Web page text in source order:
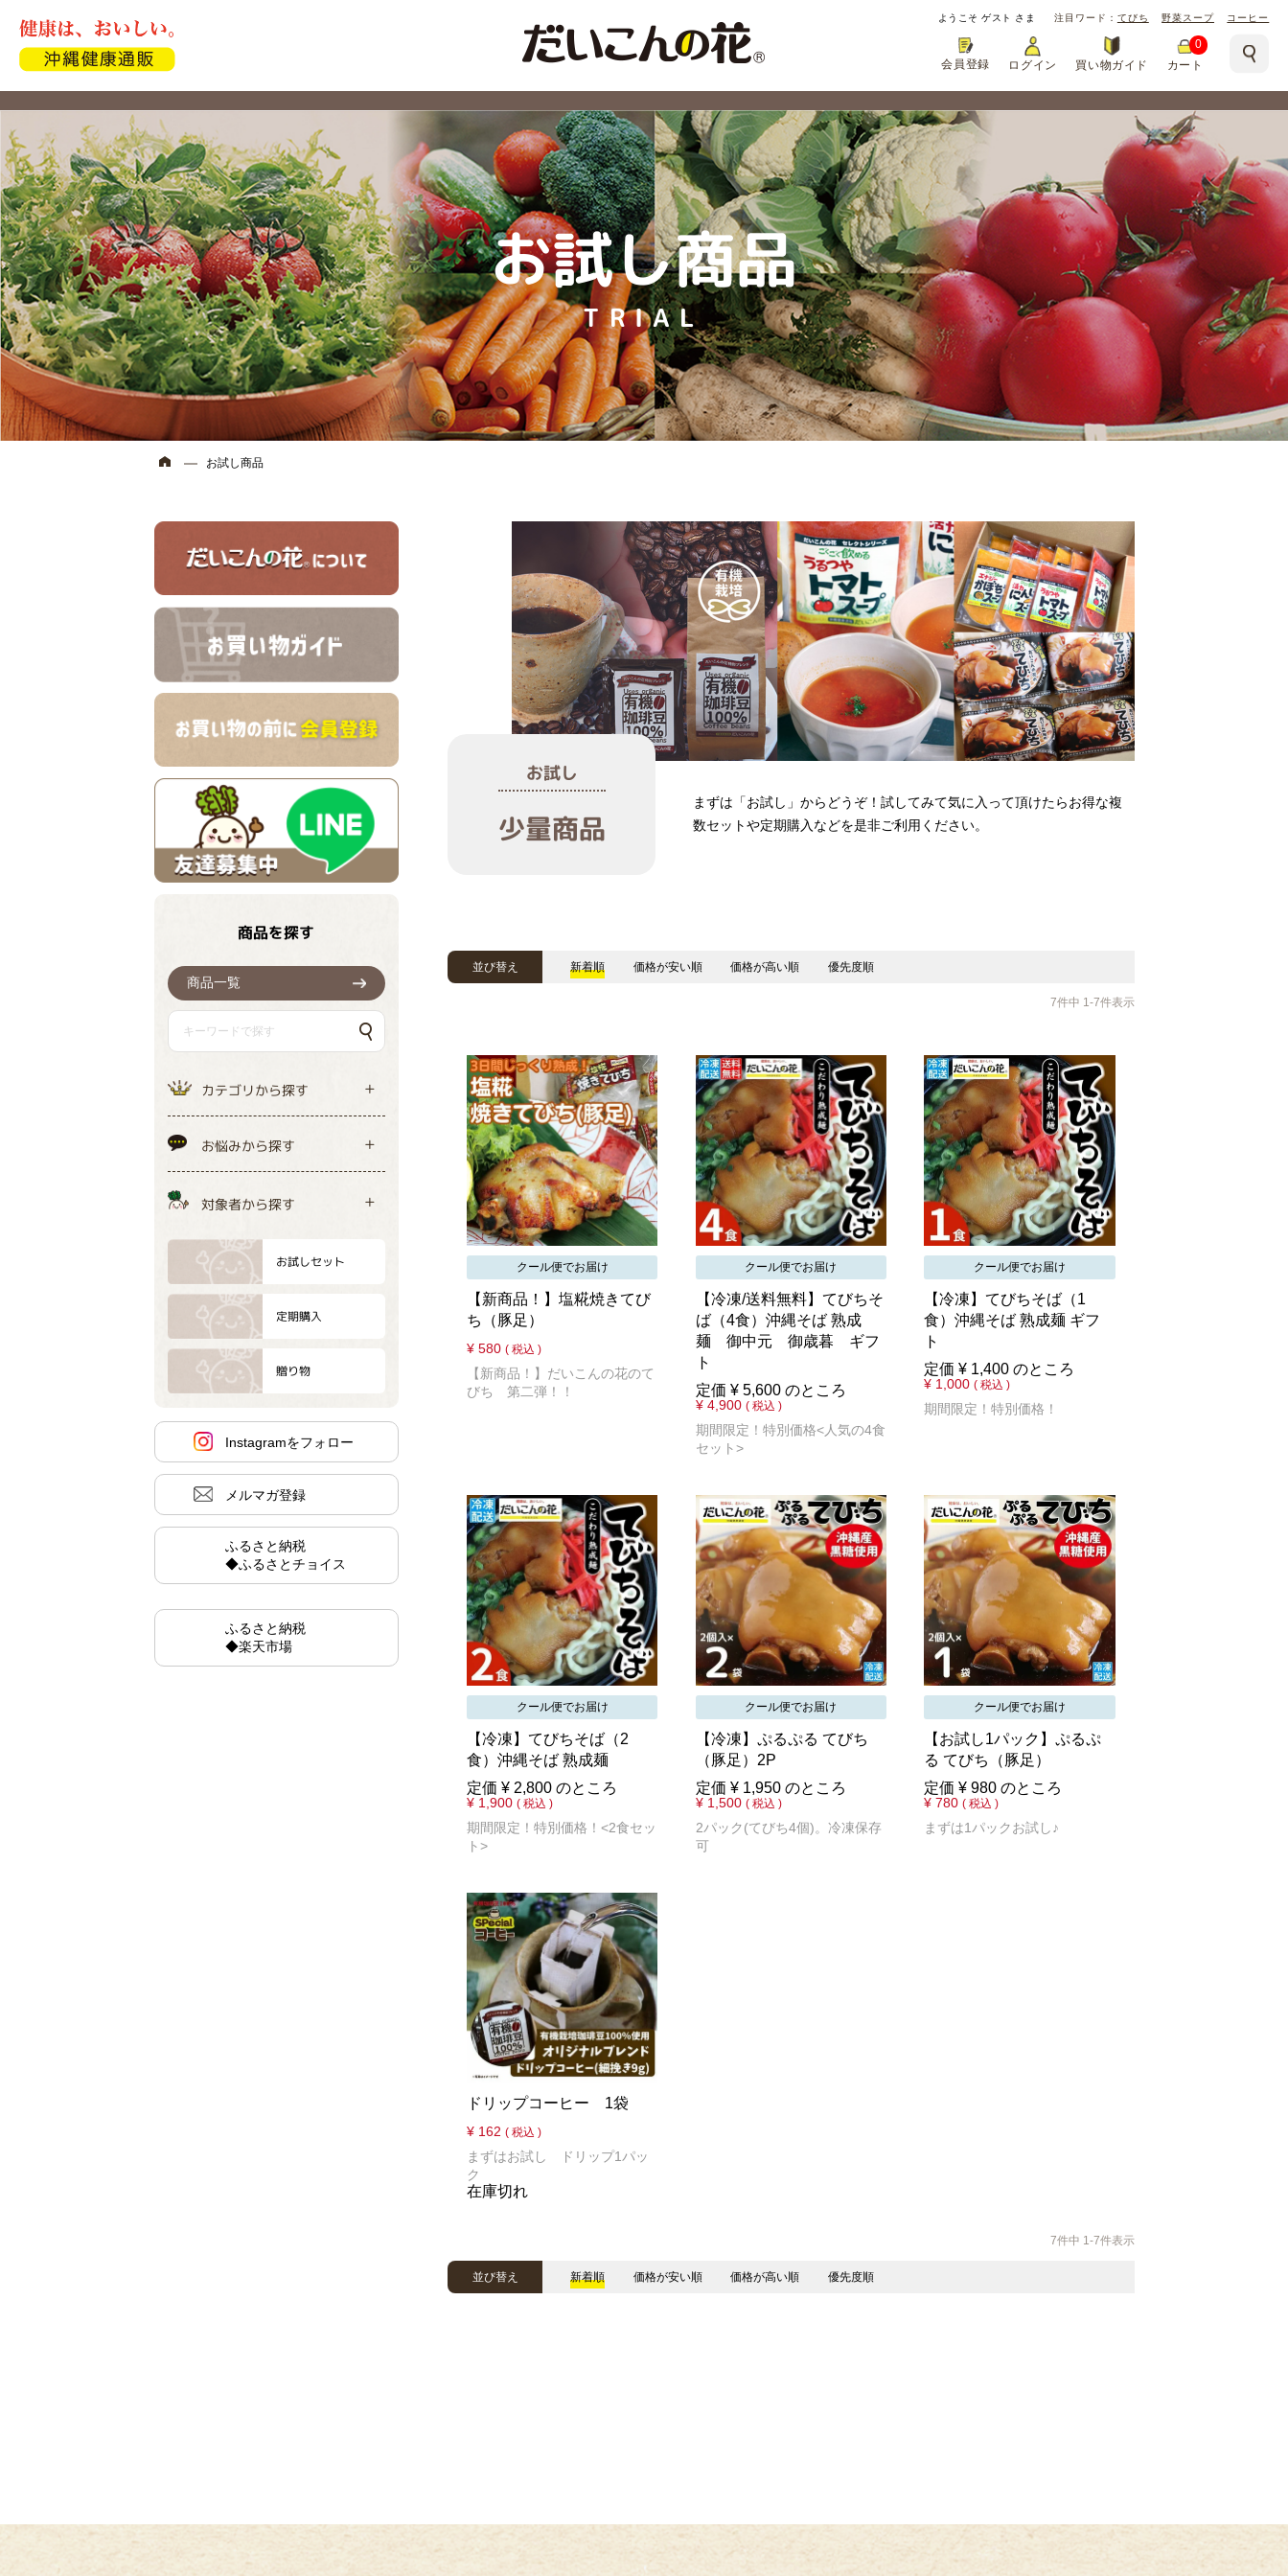
ようこそゲスト さま 注目ワード てびち 野菜スープ コーヒー
会員登録 ログイン 買い物ガイド カート
0
お試し商品
TRIAL
お試し商品
お試し
少量商品
まずは「お試し」からどうぞ！試してみて気に入って頂けたらお得な複
数セットや定期購入などを是非ご利用ください。
並び替え 新着順 価格が安い順 価格が高い順 優先度順
7件中 1-7件表示
クール便でお届け
【新商品！】塩糀焼きてび
ち（豚足）
¥ 580 税込
【新商品！】だいこんの花のて
びち 第二弾！！
クール便でお届け
【冷凍/送料無料】てびちそ
ば（4食）沖縄そば 熟成
麺 御中元 御歳暮 ギフ
ト
定価 ¥ 5,600 のところ
¥ 4,900 税込
期間限定！特別価格<人気の4食
セット>
クール便でお届け
【冷凍】てびちそば（1
食）沖縄そば 熟成麺 ギフ
ト
定価 ¥ 1,400 のところ
¥ 1,000 税込
期間限定！特別価格！
クール便でお届け
【冷凍】てびちそば（2
食）沖縄そば 熟成麺
定価 ¥ 2,800 のところ
¥ 1,900 税込
期間限定！特別価格！<2食セッ
ト>
クール便でお届け
【冷凍】ぷるぷる てびち
（豚足）2P
定価 ¥ 1,950 のところ
¥ 1,500 税込
2パック(てびち4個)。冷凍保存
可
クール便でお届け
【お試し1パック】ぷるぷ
る てびち（豚足）
定価 ¥ 980 のところ
¥ 780 税込
まずは1パックお試し♪
ドリップコーヒー 1袋
¥ 162 税込
まずはお試し ドリップ1パッ
ク
在庫切れ
並び替え 新着順 価格が安い順 価格が高い順 優先度順
7件中 1-7件表示
商品を探す
商品一覧
カテゴリから探す
お悩みから探す
対象者から探す
お試しセット
定期購入
贈り物
Instagramをフォロー
メルマガ登録
ふるさと納税
◆ふるさとチョイス
ふるさと納税
◆楽天市場